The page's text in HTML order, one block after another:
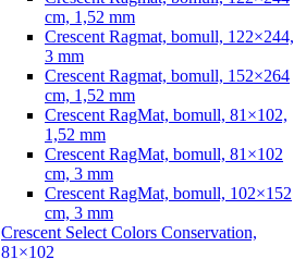
cm, 1,52 mm
Crescent Ragmat, bomull, 122×244,
3 mm
Crescent Ragmat, bomull, 152×264
cm, 1,52 mm
Crescent RagMat, bomull, 81×102,
1,52 mm
Crescent RagMat, bomull, 81×102
cm, 3 mm
Crescent RagMat, bomull, 102×152
cm, 3 mm
Crescent Select Colors Conservation,
81×102